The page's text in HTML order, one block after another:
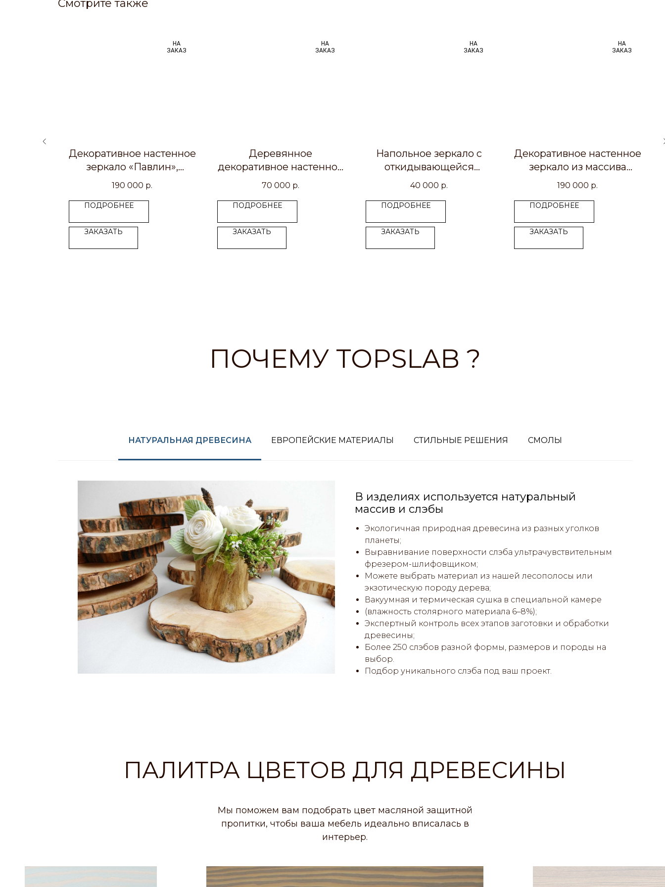
Смотрите также
НА
ЗАКАЗ
Декоративное настенное
зеркало «Павлин»,
мультиколор, сосновое
дерево
190 000 р.
ПОДРОБНЕЕ
ЗАКАЗАТЬ
НА
ЗАКАЗ
Деревянное
декоративное настенное
зеркало ручной росписи
70 000 р.
ПОДРОБНЕЕ
ЗАКАЗАТЬ
НА
ЗАКАЗ
Напольное зеркало с
откидывающейся
конструкцией
40 000 р.
ПОДРОБНЕЕ
ЗАКАЗАТЬ
НА
ЗАКАЗ
Декоративное настенное
зеркало из массива
дерева в этническом
деревенском стиле,
тёмное
190 000 р.
ПОДРОБНЕЕ
ЗАКАЗАТЬ
ПОЧЕМУ TOPSLAB ?
НАТУРАЛЬНАЯ ДРЕВЕСИНА ЕВРОПЕЙСКИЕ МАТЕРИАЛЫ СТИЛЬНЫЕ РЕШЕНИЯ СМОЛЫ
В изделиях используется натуральный
массив и слэбы
Экологичная природная древесина из разных уголков
планеты;
Выравнивание поверхности слэба ультрачувствительным
фрезером-шлифовщиком;
Можете выбрать материал из нашей лесополосы или
экзотическую породу дерева;
Вакуумная и термическая сушка в специальной камере
(влажность столярного материала 6–8%);
Экспертный контроль всех этапов заготовки и обработки
древесины;
Более 250 слэбов разной формы, размеров и породы на
выбор.
Подбор уникального слэба под ваш проект.
ПАЛИТРА ЦВЕТОВ ДЛЯ ДРЕВЕСИНЫ
Мы поможем вам подобрать цвет масляной защитной
пропитки, чтобы ваша мебель идеально вписалась в
интерьер.